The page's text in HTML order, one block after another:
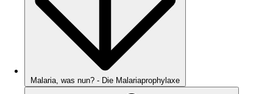
Malaria, was nun? - Die Malariaprophylaxe